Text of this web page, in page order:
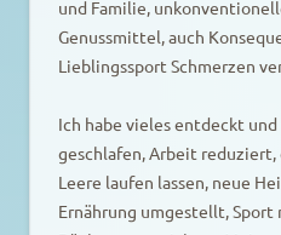
und Familie,
Genussmittel, auch
Lieblingssport Schmerzen
Ich habe vieles entdeckt
geschlafen, Arbeit
Leere laufen lassen, neue
Ernährung umgestellt, Sport